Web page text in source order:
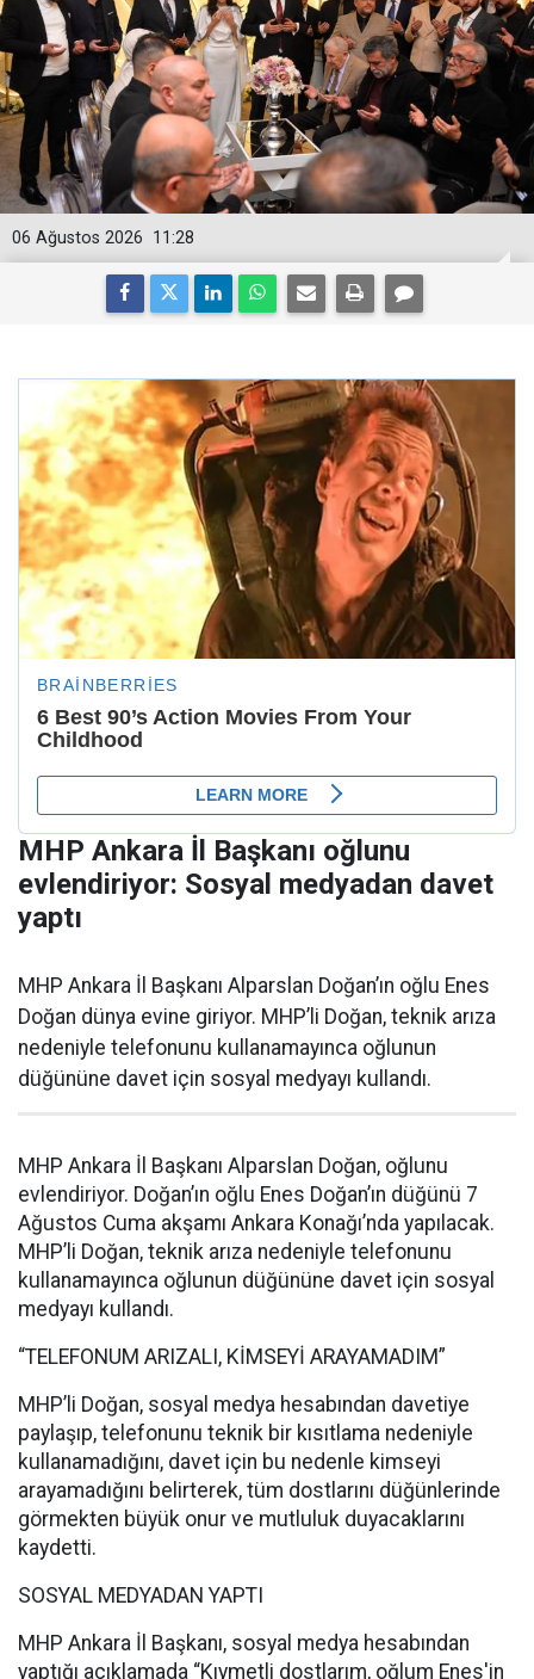
11:28
06 Ağustos 2026
MHP Ankara İl Başkanı oğlunu
evlendiriyor: Sosyal medyadan davet
yaptı
MHP Ankara İl Başkanı Alparslan Doğan’ın oğlu Enes
Doğan dünya evine giriyor. MHP’li Doğan, teknik arıza
nedeniyle telefonunu kullanamayınca oğlunun
düğününe davet için sosyal medyayı kullandı.
MHP Ankara İl Başkanı Alparslan Doğan, oğlunu
evlendiriyor. Doğan’ın oğlu Enes Doğan’ın düğünü 7
Ağustos Cuma akşamı Ankara Konağı’nda yapılacak.
MHP’li Doğan, teknik arıza nedeniyle telefonunu
kullanamayınca oğlunun düğününe davet için sosyal
medyayı kullandı.
“TELEFONUM ARIZALI, KİMSEYİ ARAYAMADIM”
MHP’li Doğan, sosyal medya hesabından davetiye
paylaşıp, telefonunu teknik bir kısıtlama nedeniyle
kullanamadığını, davet için bu nedenle kimseyi
arayamadığını belirterek, tüm dostlarını düğünlerinde
görmekten büyük onur ve mutluluk duyacaklarını
kaydetti.
SOSYAL MEDYADAN YAPTI
MHP Ankara İl Başkanı, sosyal medya hesabından
yaptığı açıklamada “Kıymetli dostlarım, oğlum Enes'in